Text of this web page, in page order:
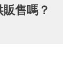
來信
售嗎？